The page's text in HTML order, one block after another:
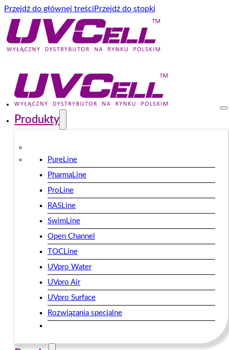
Przejdź do głównej treści Przejdź do stopki
Produkty
PureLine
PharmaLine
ProLine
RASLine
SwimLine
Open Channel
TOCLine
UVpro Water
UVpro Air
UVpro Surface
Rozwiązania specjalne